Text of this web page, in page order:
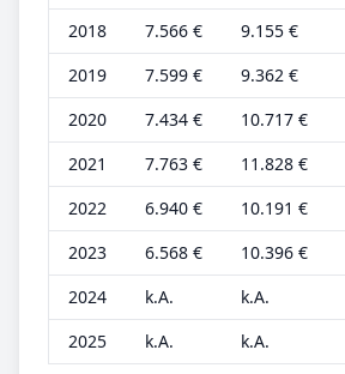
2018
7.566 € 9.155 €
2019
7.599 € 9.362 €
2020
7.434 € 10.717 €
2021
7.763 € 11.828 €
2022
6.940 € 10.191 €
2023
6.568 € 10.396 €
2024
k.A. k.A.
2025
k.A. k.A.